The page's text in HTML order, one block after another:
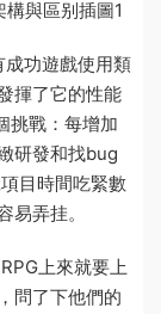
成功遊戲使用類
揮了它的性能
挑戰：每增加
研發和找bug
目時間吃緊數
易弄挂。
上來就要上
問了下他們的